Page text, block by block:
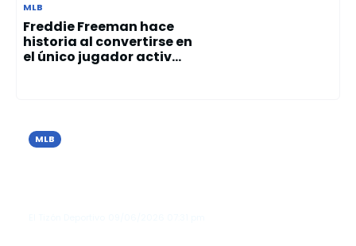
MLB
Freddie Freeman hace
historia al convertirse en
el único jugador activ...
MLB